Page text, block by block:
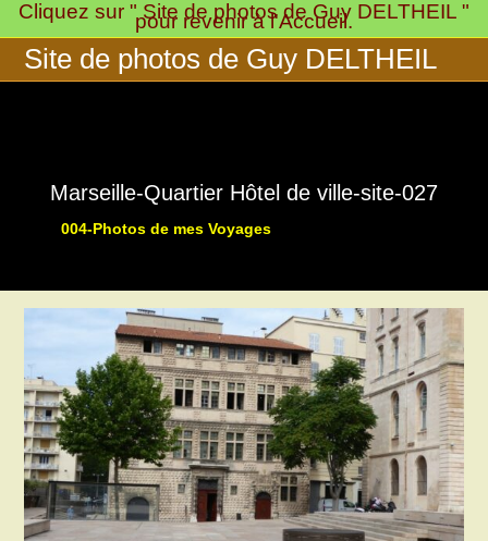
Skip
to
content
Cliquez sur " Site de photos de Guy DELTHEIL "
pour revenir à l'Accueil.
Site de photos de Guy DELTHEIL
Marseille-Quartier Hôtel de ville-site-027
004-Photos de mes Voyages